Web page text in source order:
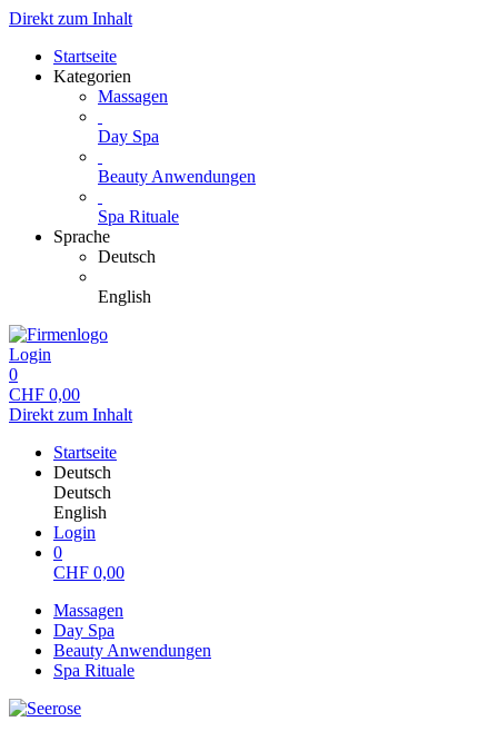
Direkt zum Inhalt
Startseite
Kategorien
Massagen
Day Spa
Beauty Anwendungen
Spa Rituale
Sprache
Deutsch
English
Login
0
CHF 0,00
Direkt zum Inhalt
Startseite
Deutsch
Deutsch
English
Login
0
CHF 0,00
Massagen
Day Spa
Beauty Anwendungen
Spa Rituale